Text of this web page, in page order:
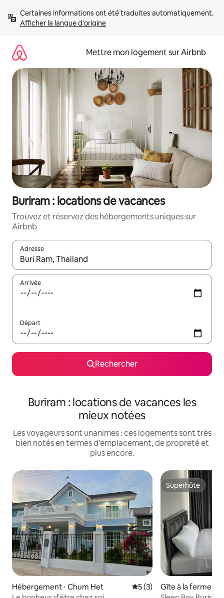
directement
Afficher la langue d'origine
Mettre mon logement sur Airbnb
Buriram : locations de vacances
Trouvez et réservez des hébergements uniques sur
Airbnb
Adresse
Lorsque les résultats s'affichent, utilisez les flèches vers le
Arrivée
Départ
Rechercher
Buriram : locations de vacances les
mieux notées
Les voyageurs sont unanimes : ces logements sont très
bien notés en termes d'emplacement, de propreté et
plus encore.
Hébergement ⋅ Chum Het Évaluation moyenne sur
5 (3)
Superhôte
Superhôte
Gîte à la ferme ⋅